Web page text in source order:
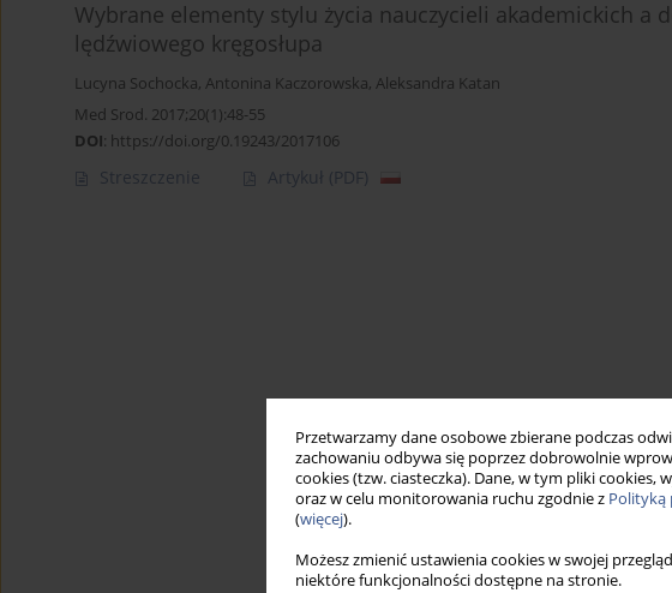
Przetwarzamy dane osobowe zbierane podczas
zachowaniu odbywa się poprzez dobrowolnie
cookies (tzw. ciasteczka). Dane, w tym pliki cookies,
oraz w celu monitorowania ruchu zgodnie z Polityką
(więcej).
Możesz zmienić ustawienia cookies w swojej
niektóre funkcjonalności dostępne na stronie.
Wybrane elementy stylu życia nauczycieli akademickich a
lędźwiowego kręgosłupa
Lucyna Sochocka, Antonina Kaczorowska, Aleksandra Katan
Med Srod. 2017;20(1):48-55
DOI: https://doi.org/0.19243/2017106
Streszczenie Artykuł (PDF)